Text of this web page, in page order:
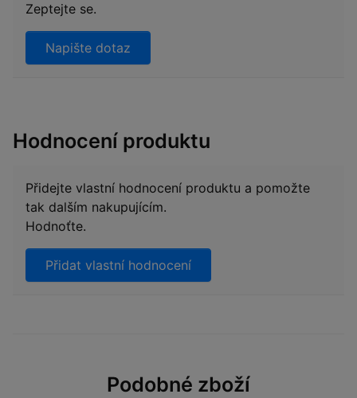
Zeptejte se.
Napište dotaz
Hodnocení produktu
Přidejte vlastní hodnocení produktu a pomožte
tak dalším nakupujícím.
Hodnoťte.
Přidat vlastní hodnocení
Podobné zboží